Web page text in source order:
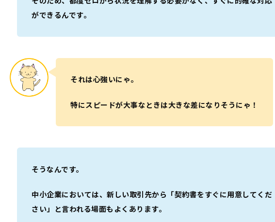
ができるんです。
それは心強いにゃ。
特にスピードが大事なときは大きな差になりそうにゃ！
そうなんです。
中小企業においては、新しい取引先から「契約書をすぐに用意してくだ
さい」と言われる場面もよくあります。